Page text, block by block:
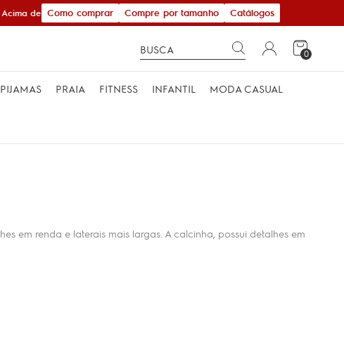
de R$ 600,00
Como comprar Compre por tamanho Catálogos
0
PIJAMAS PRAIA FITNESS INFANTIL MODA CASUAL
em renda e laterais mais largas. A calcinha, possui detalhes em